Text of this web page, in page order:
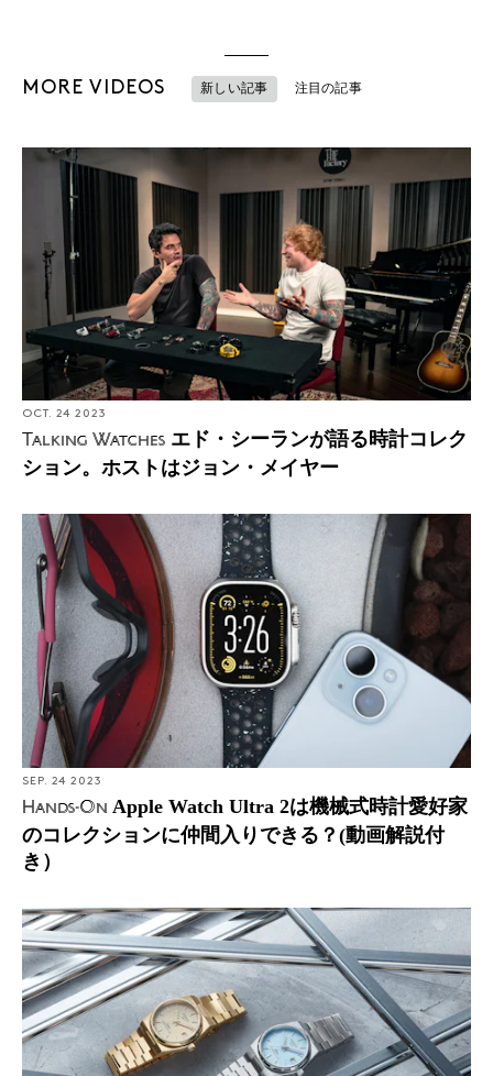
MORE VIDEOS 新しい記事 注目の記事
OCT. 24 2023
Talking Watches エド・シーランが語る時計コレク
ション。ホストはジョン・メイヤー
SEP. 24 2023
Hands-On Apple Watch Ultra 2は機械式時計愛好家
のコレクションに仲間入りできる？(動画解説付
き）